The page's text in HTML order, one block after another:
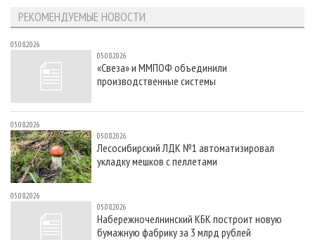
РЕКОМЕНДУЕМЫЕ НОВОСТИ
05.08.2026
05.08.2026
«Свеза» и ММПОФ объединили
производственные системы
05.08.2026
05.08.2026
Лесосибирский ЛДК №1 автоматизировал
укладку мешков с пеллетами
05.08.2026
05.08.2026
Набережночелнинский КБК построит новую
бумажную фабрику за 3 млрд рублей